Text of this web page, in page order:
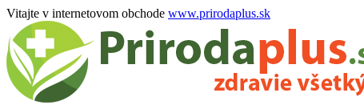
Vitajte v internetovom obchode www.prirodaplus.sk